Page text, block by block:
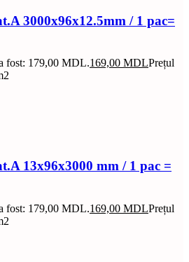
3000x96x12.5mm / 1 pac=
fost: 179,00 MDL.169,00 MDLPrețul
13x96x3000 mm / 1 pac =
fost: 179,00 MDL.169,00 MDLPrețul